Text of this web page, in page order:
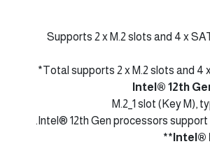
Supports 2 x M.2 slots and 4 x
Total supports 2 x M.2 slots and 4
Intel® 12th
M.2_1 slot (Key M),
Intel®